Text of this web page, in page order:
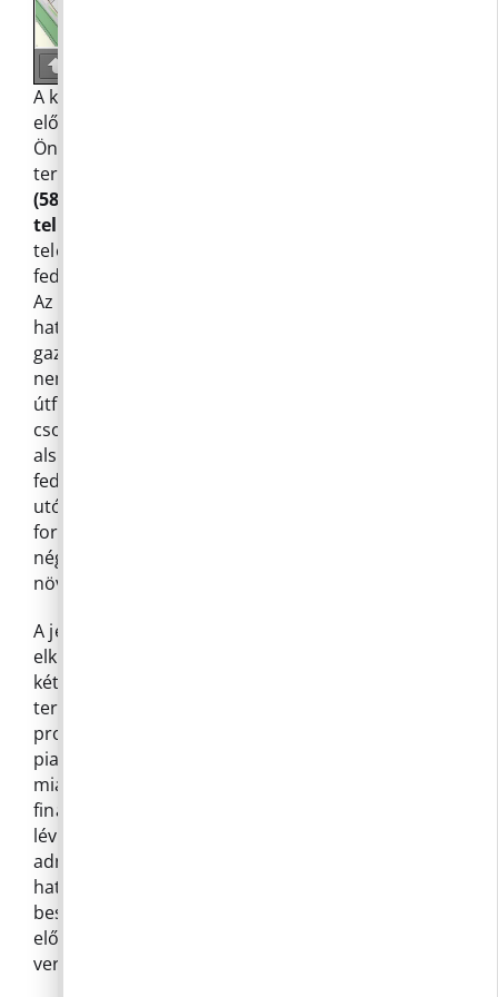
A képviselők tárgyalták és elfogadták az
előterjesztést Pilisborosjenő Község
Önkormányzatának Képviselő-testülete elé
terjeszt javaslatot
(588 és 594 helyrajzi számú, kivett beépítetlen
telkek) értékesítésére.
településrészen tervezett fejlesztések
fedezetének mobilizálása érdekében szükséges.
Az előterjesztés felidézi a 64/2021. (VII.30.) KT
határozatot, amely a koronavírus-járvány okozta
gazdasági nehézségek, adóbevétel-kiesés és előre
nem tervezett kiadások (pl. ingatlanvásárlás,
útfelújítás) kompenzálására 71.500.000 Ft-ot
csoportosított át a Lazaret elkülönített
alszámláról a Költségvetési elszámolási számlára,
fedezetként biztosítva a két ingatlant. A döntés
utólag helyesnek bizonyult, mivel az ingatlanok
forgalmi értéke jelentősen, akár három-
négyszeresére nőtt, ezzel azonos mértékben
növelve a lazareti alszámla fedezetét.
A jelenlegi helyzet az, hogy bár a lazareti
elkülönített számlán 140 millió Ft banki pénz és a
két ingatlan értéke rendelkezésre áll, a Lazaret
területén tervezett útépítési és vízelvezetési
projektek teljeskörű megvalósításának feltételei a
piaci árváltozások és egyéb bizonytalanságok
miatt nem teljesen biztosítottak. A fejlesztések
finanszírozásához szükséges, hogy a számlán
lévő összeget mobilizálják, ehhez pedig el kell
adni a fedezetül szolgáló ingatlanokat. A javasolt
határozattal ellentétben csak értékbecslés
beszerzésére és nyilvános, versenytárgyalásos
előkészítésére kéri fel a Jegyzőt, a
versenytárgyalás kitűzéséről külön kíván dönteni.